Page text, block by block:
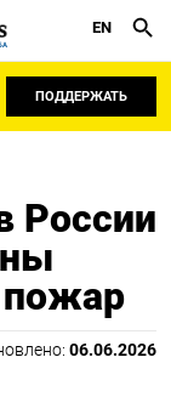
EN
ПОДДЕРЖАТЬ
России
06.06.2026